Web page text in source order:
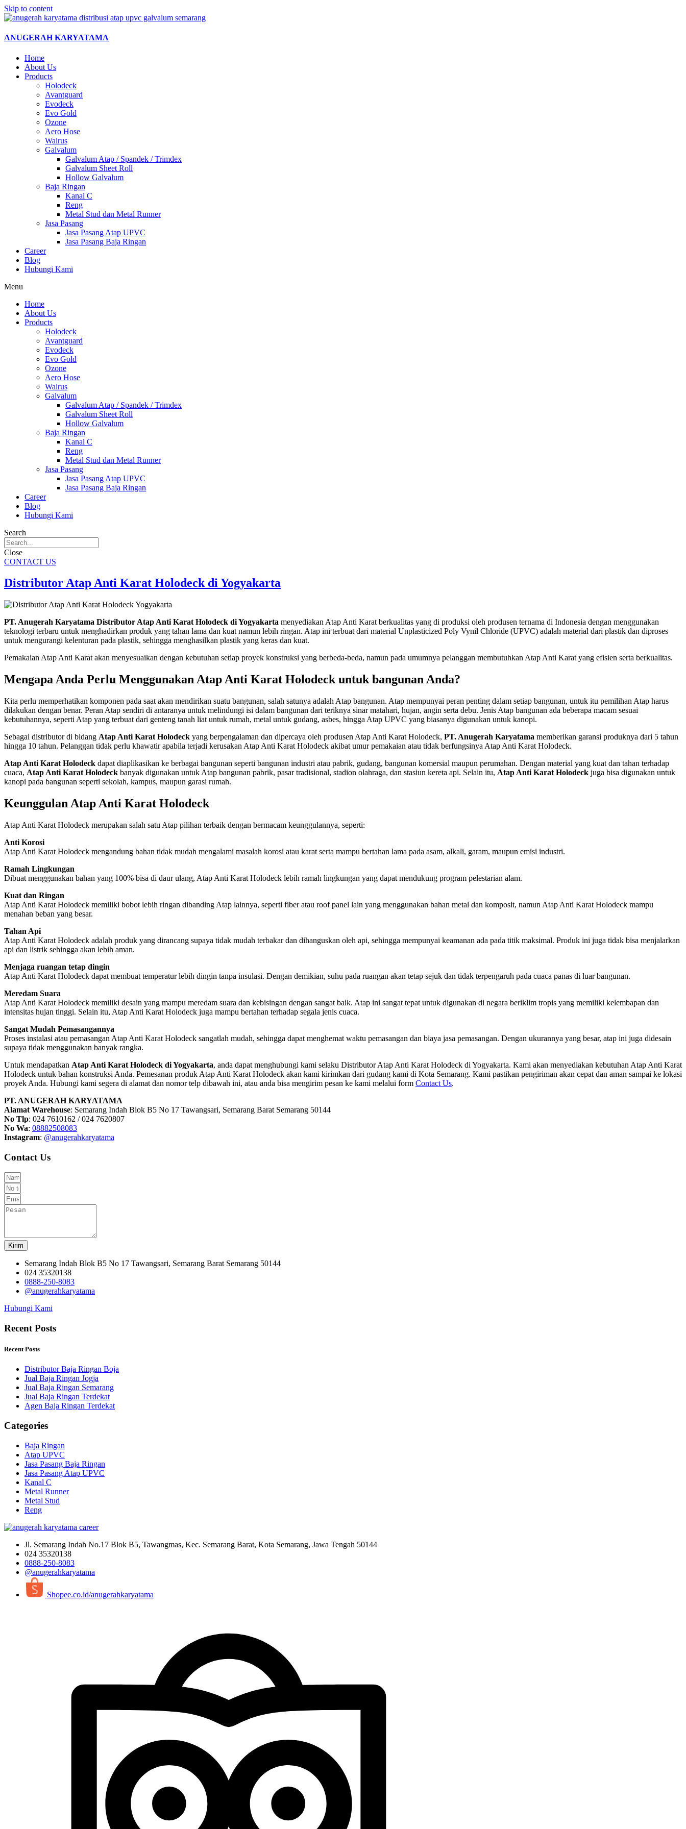
Skip to content
ANUGERAH KARYATAMA
Home
About Us
Products
Holodeck
Avantguard
Evodeck
Evo Gold
Ozone
Aero Hose
Walrus
Galvalum
Galvalum Atap / Spandek / Trimdex
Galvalum Sheet Roll
Hollow Galvalum
Baja Ringan
Kanal C
Reng
Metal Stud dan Metal Runner
Jasa Pasang
Jasa Pasang Atap UPVC
Jasa Pasang Baja Ringan
Career
Blog
Hubungi Kami
Menu
Home
About Us
Products
Holodeck
Avantguard
Evodeck
Evo Gold
Ozone
Aero Hose
Walrus
Galvalum
Galvalum Atap / Spandek / Trimdex
Galvalum Sheet Roll
Hollow Galvalum
Baja Ringan
Kanal C
Reng
Metal Stud dan Metal Runner
Jasa Pasang
Jasa Pasang Atap UPVC
Jasa Pasang Baja Ringan
Career
Blog
Hubungi Kami
Search
Close
CONTACT US
Distributor Atap Anti Karat Holodeck di Yogyakarta
PT. Anugerah Karyatama Distributor Atap Anti Karat Holodeck di Yogyakarta menyediakan Atap Anti Karat berkualitas yang di produksi oleh produsen ternama di Indonesia dengan menggunakan
teknologi terbaru untuk menghadirkan produk yang tahan lama dan kuat namun lebih ringan. Atap ini terbuat dari material Unplasticized Poly Vynil Chloride (UPVC) adalah material dari plastik dan diproses
untuk mengurangi kelenturan pada plastik, sehingga menghasilkan plastik yang keras dan kuat.
Pemakaian Atap Anti Karat akan menyesuaikan dengan kebutuhan setiap proyek konstruksi yang berbeda-beda, namun pada umumnya pelanggan membutuhkan Atap Anti Karat yang efisien serta berkualitas.
Mengapa Anda Perlu Menggunakan Atap Anti Karat Holodeck untuk bangunan Anda?
Kita perlu memperhatikan komponen pada saat akan mendirikan suatu bangunan, salah satunya adalah Atap bangunan. Atap mempunyai peran penting dalam setiap bangunan, untuk itu pemilihan Atap harus
dilakukan dengan benar. Peran Atap sendiri di antaranya untuk melindungi isi dalam bangunan dari teriknya sinar matahari, hujan, angin serta debu. Jenis Atap bangunan ada beberapa macam sesuai
kebutuhannya, seperti Atap yang terbuat dari genteng tanah liat untuk rumah, metal untuk gudang, asbes, hingga Atap UPVC yang biasanya digunakan untuk kanopi.
Sebagai distributor di bidang Atap Anti Karat Holodeck yang berpengalaman dan dipercaya oleh produsen Atap Anti Karat Holodeck, PT. Anugerah Karyatama memberikan garansi produknya dari 5 tahun
hingga 10 tahun. Pelanggan tidak perlu khawatir apabila terjadi kerusakan Atap Anti Karat Holodeck akibat umur pemakaian atau tidak berfungsinya Atap Anti Karat Holodeck.
Atap Anti Karat Holodeck dapat diaplikasikan ke berbagai bangunan seperti bangunan industri atau pabrik, gudang, bangunan komersial maupun perumahan. Dengan material yang kuat dan tahan terhadap
cuaca, Atap Anti Karat Holodeck banyak digunakan untuk Atap bangunan pabrik, pasar tradisional, stadion olahraga, dan stasiun kereta api. Selain itu, Atap Anti Karat Holodeck juga bisa digunakan untuk
kanopi pada bangunan seperti sekolah, kampus, maupun garasi rumah.
Keunggulan Atap Anti Karat Holodeck
Atap Anti Karat Holodeck merupakan salah satu Atap pilihan terbaik dengan bermacam keunggulannya, seperti:
Anti Korosi
Atap Anti Karat Holodeck mengandung bahan tidak mudah mengalami masalah korosi atau karat serta mampu bertahan lama pada asam, alkali, garam, maupun emisi industri.
Ramah Lingkungan
Dibuat menggunakan bahan yang 100% bisa di daur ulang, Atap Anti Karat Holodeck lebih ramah lingkungan yang dapat mendukung program pelestarian alam.
Kuat dan Ringan
Atap Anti Karat Holodeck memiliki bobot lebih ringan dibanding Atap lainnya, seperti fiber atau roof panel lain yang menggunakan bahan metal dan komposit, namun Atap Anti Karat Holodeck mampu
menahan beban yang besar.
Tahan Api
Atap Anti Karat Holodeck adalah produk yang dirancang supaya tidak mudah terbakar dan dihanguskan oleh api, sehingga mempunyai keamanan ada pada titik maksimal. Produk ini juga tidak bisa menjalarkan
api dan listrik sehingga akan lebih aman.
Menjaga ruangan tetap dingin
Atap Anti Karat Holodeck dapat membuat temperatur lebih dingin tanpa insulasi. Dengan demikian, suhu pada ruangan akan tetap sejuk dan tidak terpengaruh pada cuaca panas di luar bangunan.
Meredam Suara
Atap Anti Karat Holodeck memiliki desain yang mampu meredam suara dan kebisingan dengan sangat baik. Atap ini sangat tepat untuk digunakan di negara beriklim tropis yang memiliki kelembapan dan
intensitas hujan tinggi. Selain itu, Atap Anti Karat Holodeck juga mampu bertahan terhadap segala jenis cuaca.
Sangat Mudah Pemasangannya
Proses instalasi atau pemasangan Atap Anti Karat Holodeck sangatlah mudah, sehingga dapat menghemat waktu pemasangan dan biaya jasa pemasangan. Dengan ukurannya yang besar, atap ini juga didesain
supaya tidak menggunakan banyak rangka.
Untuk mendapatkan Atap Anti Karat Holodeck di Yogyakarta, anda dapat menghubungi kami selaku Distributor Atap Anti Karat Holodeck di Yogyakarta. Kami akan menyediakan kebutuhan Atap Anti Karat
Holodeck untuk bahan konstruksi Anda. Pemesanan produk Atap Anti Karat Holodeck akan kami kirimkan dari gudang kami di Kota Semarang. Kami pastikan pengiriman akan cepat dan aman sampai ke lokasi
proyek Anda. Hubungi kami segera di alamat dan nomor telp dibawah ini, atau anda bisa mengirim pesan ke kami melalui form Contact Us.
PT. ANUGERAH KARYATAMA
Alamat Warehouse: Semarang Indah Blok B5 No 17 Tawangsari, Semarang Barat Semarang 50144
No Tlp: 024 7610162 / 024 7620807
No Wa: 08882508083
Instagram: @anugerahkaryatama
Contact Us
Kirim
Semarang Indah Blok B5 No 17 Tawangsari, Semarang Barat Semarang 50144
024 35320138
0888-250-8083
@anugerahkaryatama
Hubungi Kami
Recent Posts
Recent Posts
Distributor Baja Ringan Boja
Jual Baja Ringan Jogja
Jual Baja Ringan Semarang
Jual Baja Ringan Terdekat
Agen Baja Ringan Terdekat
Categories
Baja Ringan
Atap UPVC
Jasa Pasang Baja Ringan
Jasa Pasang Atap UPVC
Kanal C
Metal Runner
Metal Stud
Reng
Jl. Semarang Indah No.17 Blok B5, Tawangmas, Kec. Semarang Barat, Kota Semarang, Jawa Tengah 50144
024 35320138
0888-250-8083
@anugerahkaryatama
Shopee.co.id/anugerahkaryatama